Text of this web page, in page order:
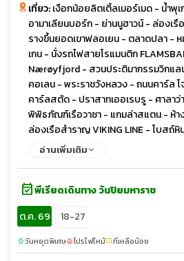
เที่ยว:เงือกน้อยลิตเติ้ลเมอร์เมด - น้ำ
อามาเลียนบอร์ก - ย่านนูฮาวน์ - ล่องเรื
รางขึ้นยอดเขาฟลอเยน - ตลาดปลา -
เกน - นั่งรถไฟสายโรแมนติก
Nærøyfjord - สวนประติมากรรมวิกแล
คอเลน - พระราชวังหลวง - ถนนคาร์ล
คาร์ลสตัด - ปราสาทเออเรบรู - ศาลา
พิพิธภัณฑ์เรือวาซา - แกมล่าสแตน - ห้า
ล่องเรือสำราญ VIKING LINE - โบสถ์
รัฐสภา - ตลาดนัดริมทะเล - อนุสาวรีย์
อ่านเพิ่มเติม
event_availableพีเรียดเดินทาง วันปิยมหาราช
ต.ค. 69
18-27
sunnyวันหยุดพิเศษlocal_fire_departmentโปรไฟไหม้confirmation_numberที่เหลือน้อย